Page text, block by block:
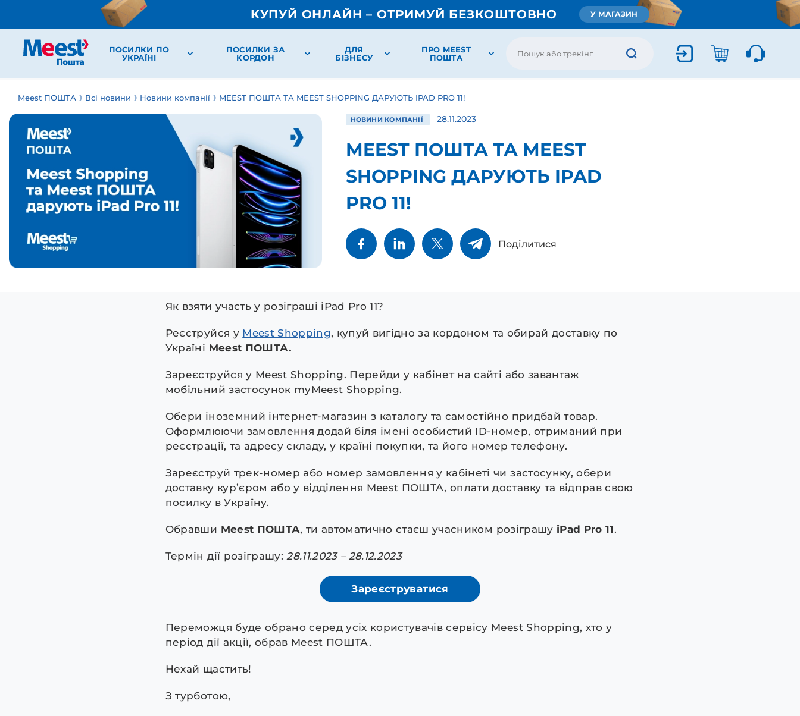
КУПУЙ ОНЛАЙН – ОТРИМУЙ БЕЗКОШТОВНО У МАГАЗИН
ПОСИЛКИ ПО
УКРАЇНІ
ПОСИЛКИ ЗА
КОРДОН
ДЛЯ
БІЗНЕСУ
ПРО MEEST
ПОШТА
Meest ПОШТА Всі новини Новини компанії MEEST ПОШТА ТА MEEST SHOPPING ДАРУЮТЬ IPAD PRO 11!
НОВИНИ КОМПАНІЇ 28.11.2023
MEEST ПОШТА ТА MEEST
SHOPPING ДАРУЮТЬ IPAD
PRO 11!
Поділитися
Як взяти участь у розіграші iPad Pro 11?
Реєструйся у Meest Shopping, купуй вигідно за кордоном та обирай доставку по
Україні Meest ПОШТА.
Зареєструйся у Meest Shopping. Перейди у кабінет на сайті або завантаж
мобільний застосунок myMeest Shopping.
Обери іноземний інтернет-магазин з каталогу та самостійно придбай товар.
Оформлюючи замовлення додай біля імені особистий ID-номер, отриманий при
реєстрації, та адресу складу, у країні покупки, та його номер телефону.
Зареєструй трек-номер або номер замовлення у кабінеті чи застосунку, обери
доставку кур’єром або у відділення Meest ПОШТА, оплати доставку та відправ свою
посилку в Україну.
Обравши Meest ПОШТА, ти автоматично стаєш учасником розіграшу iPad Pro 11.
Термін дії розіграшу:28.11.2023 – 28.12.2023
Зареєструватися
Переможця буде обрано серед усіх користувачів сервісу Meest Shopping, хто у
період дії акції, обрав Meest ПОШТА.
Нехай щастить!
З турботою,